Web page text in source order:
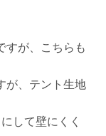
すが、こちらも
が、テント生地
して壁にくく